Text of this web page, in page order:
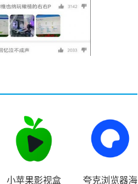
小苹果影视盒 夸克浏览器海